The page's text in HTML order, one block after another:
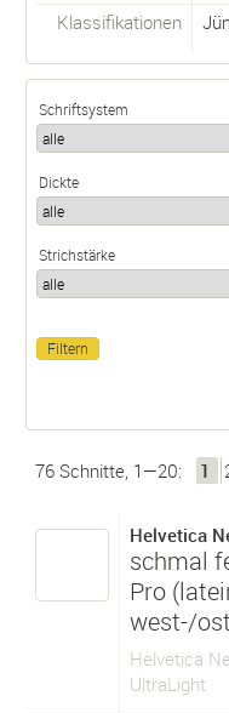
Klassifikationen
Schriftsystem
Dickte
Strichstärke
76 Schnitte, 1—20: 1
Helvetica
schmal
Pro
west-/
Helvetica
UltraLight